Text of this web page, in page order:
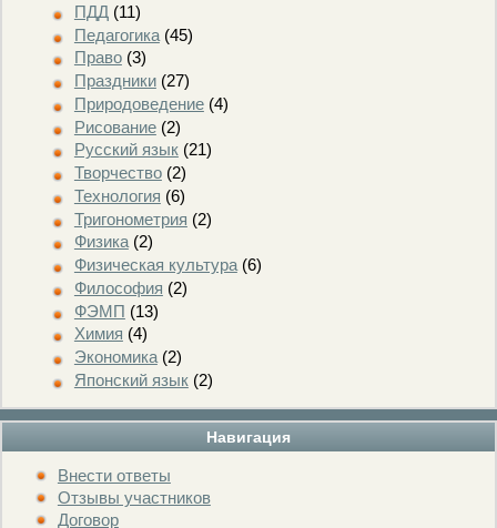
ПДД (11)
Педагогика(45)
Право(3)
Праздники(27)
Природоведение(4)
Рисование(2)
Русский язык(21)
Творчество(2)
Технология (6)
Тригонометрия (2)
Физика(2)
Физическая культура(6)
Философия (2)
ФЭМП (13)
Химия (4)
Экономика(2)
Японский язык(2)
Навигация
Внести ответы
Отзывы участников
Договор